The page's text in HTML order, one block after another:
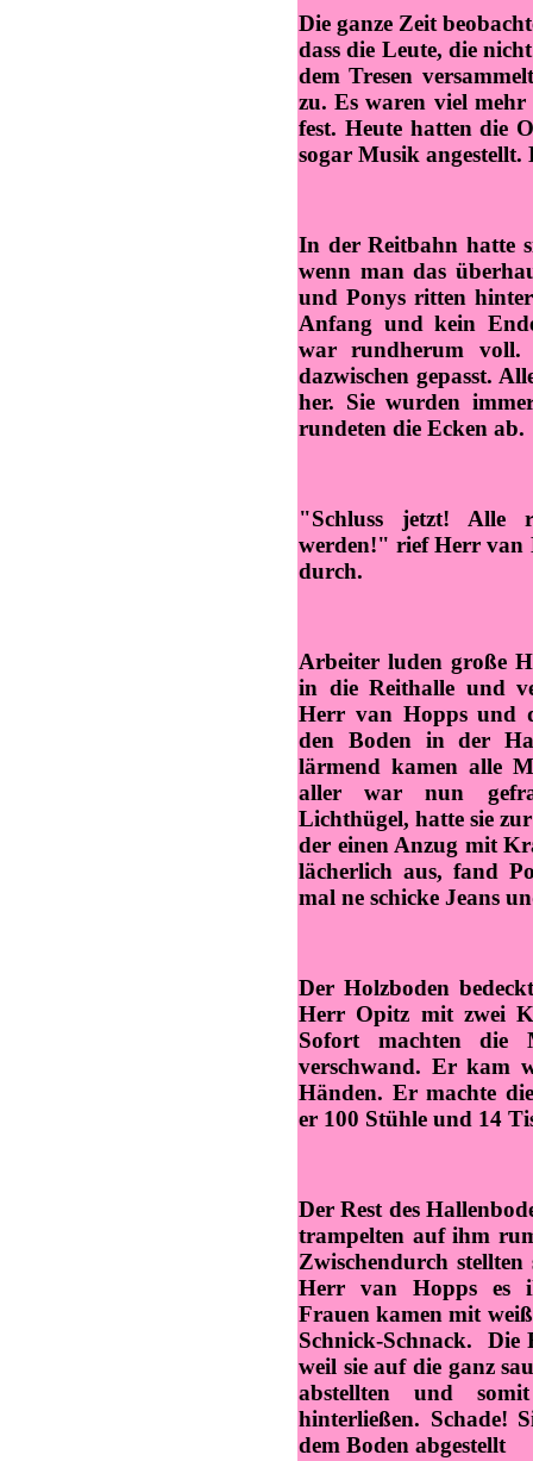
Die ganze Zeit
dass die Leute, die
dem Tresen
zu. Es waren viel mehr
fest. Heute hatten die
sogar Musik angestellt.
In der Reitbahn hatte
wenn man das
und Ponys ritten
Anfang und kein
war rundherum voll.
dazwischen gepasst.
her. Sie wurden
rundeten die Ecken ab.
"Schluss jetzt! Alle
werden!" rief Herr van
durch.
Arbeiter luden große
in die Reithalle und
Herr van Hopps und
den Boden in der
lärmend kamen alle
aller war nun
Lichthügel, hatte sie
der einen Anzug mit
lächerlich aus, fand
mal ne schicke Jeans
Der Holzboden
Herr Opitz mit zwei
Sofort machten die
verschwand. Er kam
Händen. Er machte
er 100 Stühle und 14
Der Rest des
trampelten auf ihm
Zwischendurch
Herr van Hopps es
Frauen kamen mit
Schnick-Schnack. Die
weil sie auf die ganz
abstellten und
hinterließen. Schade!
dem Boden abgestellt